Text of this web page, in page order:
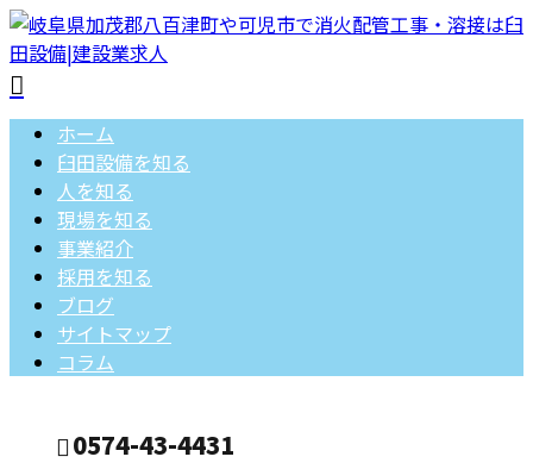
ホーム
臼田設備を知る
人を知る
現場を知る
事業紹介
採用を知る
ブログ
サイトマップ
コラム
0574-43-4431